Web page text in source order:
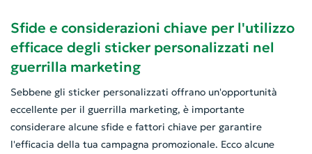
Sfide e considerazioni chiave per l'utilizzo
efficace degli sticker personalizzati nel
guerrilla marketing
Sebbene gli sticker personalizzati offrano un'opportunità
eccellente per il guerrilla marketing, è importante
considerare alcune sfide e fattori chiave per garantire
l'efficacia della tua campagna promozionale. Ecco alcune